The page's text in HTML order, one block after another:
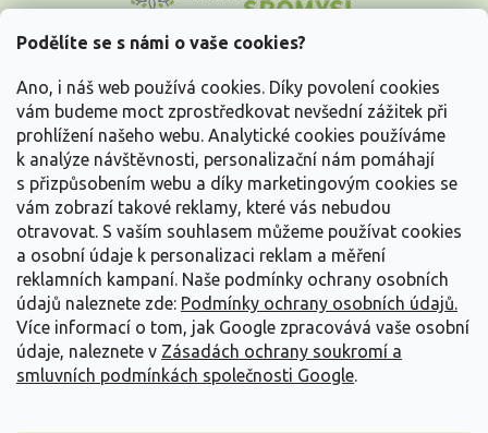
Podělíte se s námi o vaše cookies?
Ano, i náš web používá cookies. Díky povolení cookies
vám budeme moct zprostředkovat nevšední zážitek při
prohlížení našeho webu. Analytické cookies používáme
k analýze návštěvnosti, personalizační nám pomáhají
s přizpůsobením webu a díky marketingovým cookies se
vám zobrazí takové reklamy, které vás nebudou
otravovat. S vaším souhlasem můžeme používat cookies
a osobní údaje k personalizaci reklam a měření
reklamních kampaní. Naše podmínky ochrany osobních
údajů naleznete zde: Podmínky ochrany osobních údajů.
Více informací o tom, jak Google zpracovává vaše osobní
údaje, naleznete v Zásadách ochrany soukromí a
smluvních podmínkách společnosti Google.
p
Vše o nákupu
Informace pro Vás
Kontakujte nás